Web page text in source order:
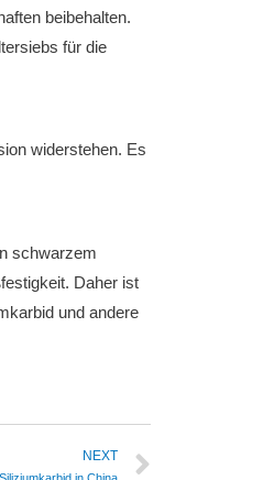
beibehalten.
für die
widerstehen. Es
schwarzem
Daher ist
und andere
NEXT